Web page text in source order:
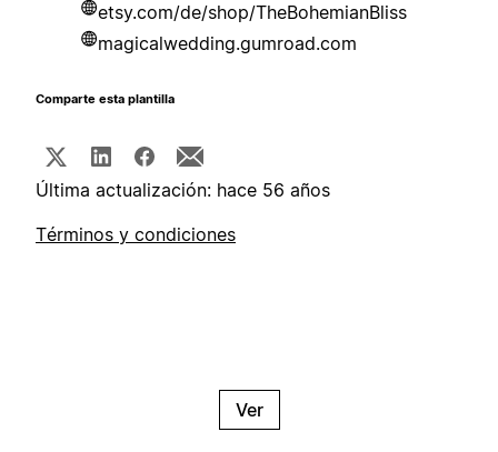
etsy.com/de/shop/TheBohemianBliss
magicalwedding.gumroad.com
Comparte esta plantilla
Última actualización: hace 56 años
Términos y condiciones
Ver